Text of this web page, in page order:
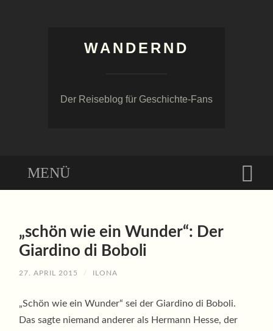
WANDERND
Der Reiseblog für Geschichte-Fans
Menü
SPRINGEN
„schön wie ein Wunder“: Der
Giardino di Boboli
27. APRIL 2015 / ILONA
„Schön wie ein Wunder“ sei der Giardino di Boboli.
Das sagte niemand anderer als Hermann Hesse, der